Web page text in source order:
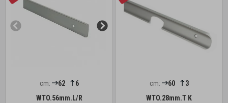
cm: 62
6
WTO.56mm.L/R
cm: 60
3
WTO.28mm.T K